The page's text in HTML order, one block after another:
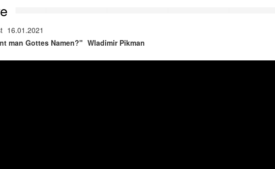
16.01.2021
man Gottes Namen?" Wladimir Pikman